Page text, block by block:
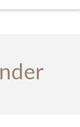
Impulse
Peglow Sexual Life